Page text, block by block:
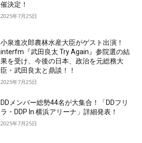
催決定！
2025年7月25日
小泉進次郎農林水産大臣がゲスト出演！
interfm『武田良太 Try Again』参院選の結
果を受け、今後の日本、政治を元総務大
臣・武田良太と鼎談！！
2025年7月25日
DDメンバー総勢44名が大集合！「DDフリ
ラ・DDP In 横浜アリーナ」詳細発表！
2025年7月25日